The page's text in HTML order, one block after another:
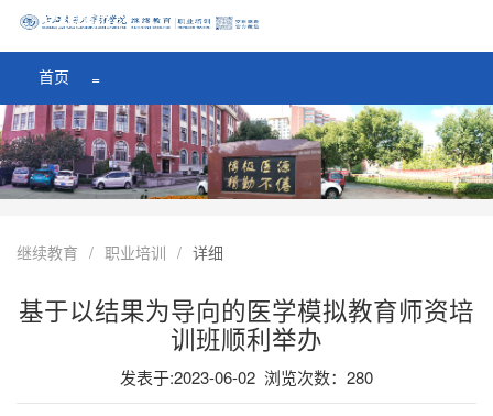
医学院首页
首页 =
继续教育 / 职业培训 / 详细
基于以结果为导向的医学模拟教育师资培
训班顺利举办
发表于:2023-06-02 浏览次数： 280